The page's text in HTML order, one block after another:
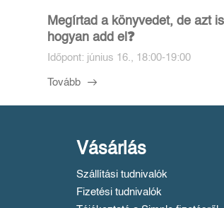
Megírtad a könyvedet, de azt
hogyan add el❓️
Időpont: június 16., 18:00-19:00
Tovább
Vásárlás
Szállítási tudnivalók
Fizetési tudnivalók